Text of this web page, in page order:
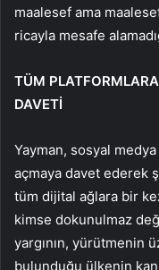
maalesef ama
ricayla mesafe
TÜM
DAVETİ
Yayman, sosyal
açmaya davet ederek
tüm dijital ağlara bir
kimse dokunulmaz
yargının, yürütmenin
bulunduğu ülkenin